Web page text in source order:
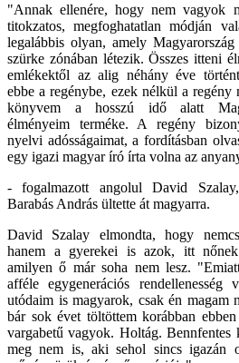
"Annak ellenére, hogy nem vagyok
titokzatos, megfoghatatlan módján
legalábbis olyan, amely
szürke zónában létezik. Összes itteni
emlékektől az alig néhány éve
ebbe a regénybe, ezek nélkül a regény
könyvem a hosszú idő alatt
élményeim terméke. A regény
nyelvi adósságaimat, a fordításban
egy igazi magyar író írta volna az
- fogalmazott angolul David
Barabás András ültette át magyarra.
David Szalay elmondta, hogy
hanem a gyerekei is azok, itt
amilyen ő már soha nem lesz.
afféle egygenerációs
utódaim is magyarok, csak én magam
bár sok évet töltöttem korábban
vargabetű vagyok. Holtág.
meg nem is, aki sehol sincs igazán